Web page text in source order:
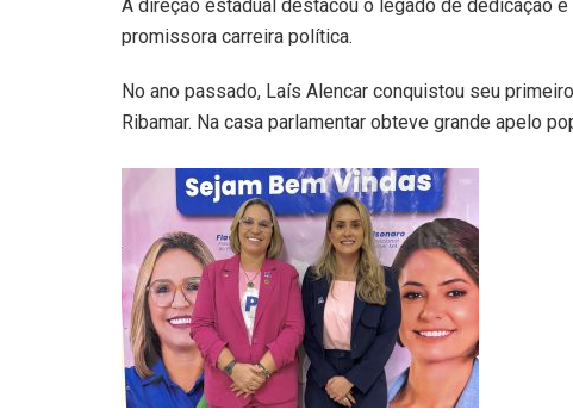
A direção estadual destacou o legado de dedicação
promissora carreira política.
No ano passado, Laís Alencar conquistou seu
Ribamar. Na casa parlamentar obteve grande apelo